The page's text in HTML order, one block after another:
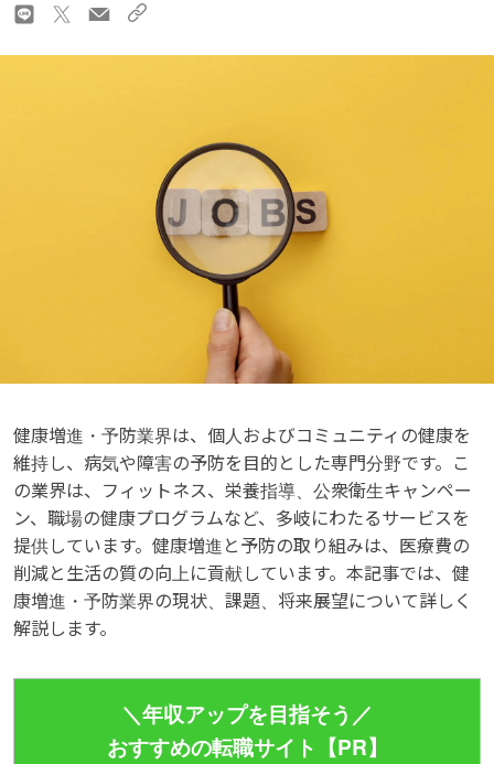
健康増進・予防業界は、個人およびコミュニティの健康を
維持し、病気や障害の予防を目的とした専門分野です。こ
の業界は、フィットネス、栄養指導、公衆衛生キャンペー
ン、職場の健康プログラムなど、多岐にわたるサービスを
提供しています。健康増進と予防の取り組みは、医療費の
削減と生活の質の向上に貢献しています。本記事では、健
康増進・予防業界の現状、課題、将来展望について詳しく
解説します。
＼年収アップを目指そう／
おすすめの転職サイト【PR】